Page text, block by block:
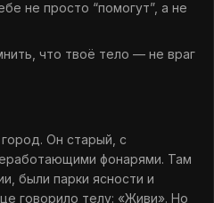
не просто “помогут”, а не
что твоё тело — не враг
Он старый, с
фонарями. Там
были парки ясности и
говорило телу: «Живи». Но